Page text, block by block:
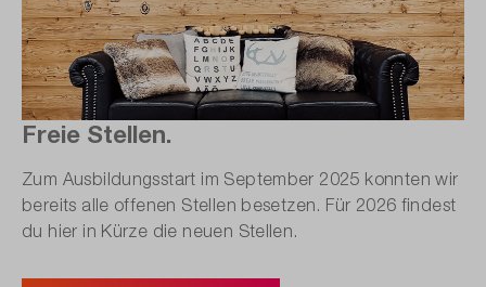
Freie Stellen.
Zum Ausbildungsstart im September 2025 konnten wir
bereits alle offenen Stellen besetzen. Für 2026 findest
du hier in Kürze die neuen Stellen.